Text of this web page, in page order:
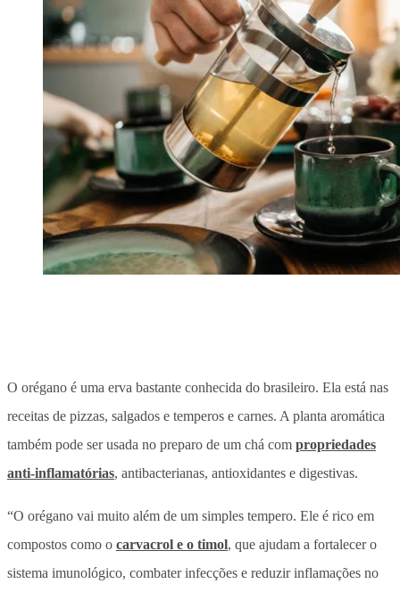
O orégano é uma erva bastante conhecida do brasileiro. Ela está nas
receitas de pizzas, salgados e temperos e carnes. A planta aromática
também pode ser usada no preparo de um chá com propriedades
anti-inflamatórias, antibacterianas, antioxidantes e digestivas.
“O orégano vai muito além de um simples tempero. Ele é rico em
compostos como o carvacrol e o timol, que ajudam a fortalecer o
sistema imunológico, combater infecções e reduzir inflamações no